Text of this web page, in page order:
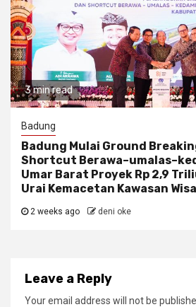
3 min read
Badung
Badung Mulai Ground
Shortcut
Umar Barat Proyek Rp 2,9
Urai Kemacetan Kawasan
2 weeks ago deni oke
Leave a Reply
Your email address will not be